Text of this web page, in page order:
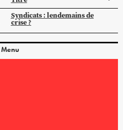
Syndicats : lendemains de
crise ?
Menu